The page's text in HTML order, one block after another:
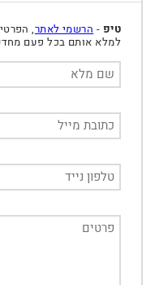
טיפ - הרשמי לאתר,
למלא אותם בכל פעם